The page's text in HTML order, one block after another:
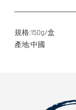
規格:150g/盒
產地:中國